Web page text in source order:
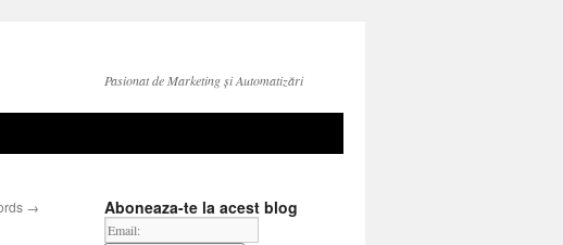
Pasionat de Marketing și Automatizări
→ Aboneaza-te la acest blog